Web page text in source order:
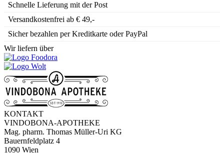
Schnelle Lieferung mit der Post
Versandkostenfrei ab € 49,-
Sicher bezahlen per Kreditkarte oder PayPal
Wir liefern über
KONTAKT
VINDOBONA-APOTHEKE
Mag. pharm. Thomas Müller-Uri KG
Bauernfeldplatz 4
1090 Wien